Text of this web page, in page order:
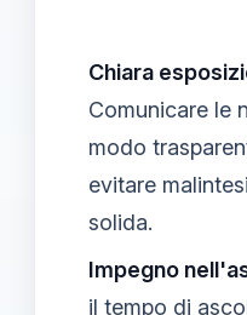
Chiara
Comunicare le
modo
evitare
solida.
Impegno
il tempo di